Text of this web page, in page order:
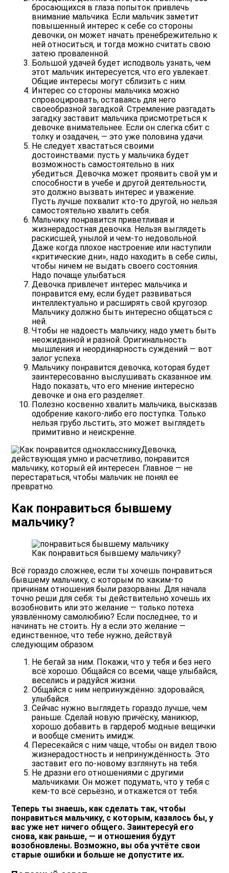
бросающихся в глаза попыток привлечь
внимание мальчика. Если мальчик заметит
повышенный интерес к себе со стороны
девочки, он может начать пренебрежительно к
ней относиться, и тогда можно считать свою
затею проваленной.
Большой удачей будет исподволь узнать, чем
этот мальчик интересуется, что его увлекает.
Общие интересы могут сблизить с ним.
Интерес со стороны мальчика можно
спровоцировать, оставаясь для него
своеобразной загадкой. Стремление разгадать
загадку заставит мальчика присмотреться к
девочке внимательнее. Если он слегка сбит с
толку и озадачен, — это уже половина удачи.
Не следует хвастаться своими
достоинствами: пусть у мальчика будет
возможность самостоятельно в них
убедиться. Девочка может проявить свой ум и
способности в учебе и другой деятельности,
это должно вызвать интерес и уважение.
Пусть лучше похвалит кто-то другой, но нельзя
самостоятельно хвалить себя.
Мальчику понравится приветливая и
жизнерадостная девочка. Нельзя выглядеть
раскисшей, унылой и чем-то недовольной.
Даже когда плохое настроение или наступили
«критические дни», надо находить в себе силы,
чтобы ничем не выдать своего состояния.
Надо почаще улыбаться.
Девочка привлечет интерес мальчика и
понравится ему, если будет развиваться
интеллектуально и расширять свой кругозор.
Мальчику должно быть интересно общаться с
ней.
Чтобы не надоесть мальчику, надо уметь быть
неожиданной и разной. Оригинальность
мышления и неординарность суждений — вот
залог успеха.
Мальчику понравится девочка, которая будет
заинтересованно выслушивать сказанное им.
Надо показать, что его мнение интересно
девочке и она его разделяет.
Полезно косвенно хвалить мальчика, высказав
одобрение какого-либо его поступка. Только
нельзя грубо льстить, это может выглядеть
примитивно и неискренне.
Девочка,
действующая умно и расчетливо, понравится
мальчику, который ей интересен. Главное — не
перестараться, чтобы мальчик не понял ее
превратно.
Как понравиться бывшему
мальчику?
Как понравиться бывшему мальчику?
Всё гораздо сложнее, если ты хочешь понравиться
бывшему мальчику, с которым по каким-то
причинам отношения были разорваны. Для начала
точно реши для себя: ты действительно хочешь их
возобновить или это желание — только потеха
уязвлённому самолюбию? Если последнее, то и
начинать не стоить. Ну а если это желание —
единственное, что тебе нужно, действуй
следующим образом.
Не бегай за ним. Покажи, что у тебя и без него
всё хорошо. Общайся со всеми, чаще улыбайся,
веселись и радуйся жизни.
Общайся с ним непринуждённо: здоровайся,
улыбайся.
Сейчас нужно выглядеть гораздо лучше, чем
раньше. Сделай новую причёску, маникюр,
хорошо добавить в гардероб модные вещички
и вообще сменить имидж.
Пересекайся с ним чаще, чтобы он видел твою
жизнерадостность и непринуждённость. Это
заставит его по-новому взглянуть на тебя.
Не дразни его отношениями с другими
мальчиками. Он может подумать, что у тебя с
кем-то всё серьёзно, и откажется от тебя.
Теперь ты знаешь, как сделать так, чтобы
понравиться мальчику, с которым, казалось бы, у
вас уже нет ничего общего. Заинтересуй его
снова, как раньше, — и отношения будут
возобновлены. Возможно, вы оба учтёте свои
старые ошибки и больше не допустите их.